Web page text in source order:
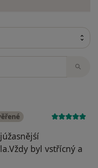
byl vstřícný a